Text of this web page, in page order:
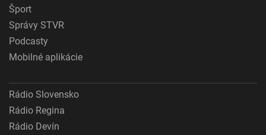
Šport
Správy STVR
Podcasty
Mobilné aplikácie
Rádio Slovensko
Rádio Regina
Rádio Devín